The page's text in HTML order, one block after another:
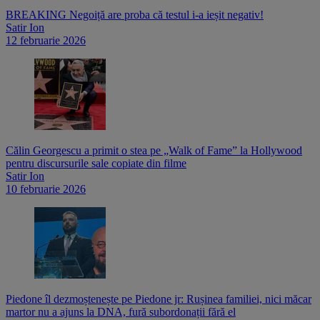
BREAKING Negoiță are proba că testul i-a ieșit negativ!
Satir Ion
12 februarie 2026
Călin Georgescu a primit o stea pe „Walk of Fame” la Hollywood
pentru discursurile sale copiate din filme
Satir Ion
10 februarie 2026
Piedone îl dezmoștenește pe Piedone jr: Rușinea familiei, nici măcar
martor nu a ajuns la DNA, fură subordonații fără el